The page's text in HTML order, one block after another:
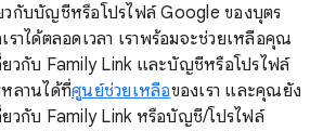
วกับบัญชีหรือโปรไฟล์ Google ของบุตร
ราได้ตลอดเวลา เราพร้อมจะช่วยเหลือคุณ
ยวกับ Family Link และบัญชีหรือโปรไฟล์
ลานได้ที่ศูนย์ช่วยเหลือของเรา และคุณยัง
ยวกับ Family Link หรือบัญชี/โปรไฟล์